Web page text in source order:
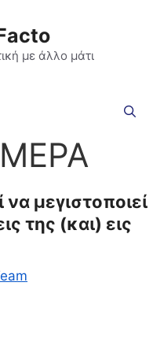
με άλλο μάτι
μεγιστοποιεί
της (και) εις